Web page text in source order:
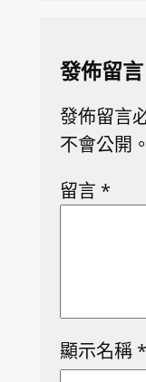
發佈留言
發佈留言
不會公開。
留言 *
顯示名稱 *